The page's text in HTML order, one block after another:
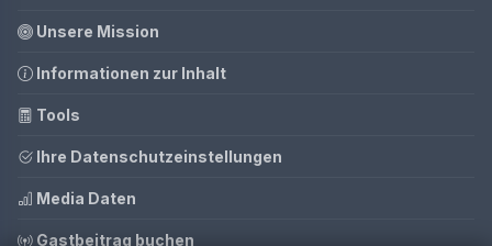
Unsere Mission
Informationen zur Inhalt
Tools
Ihre Datenschutzeinstellungen
Media Daten
Gastbeitrag buchen